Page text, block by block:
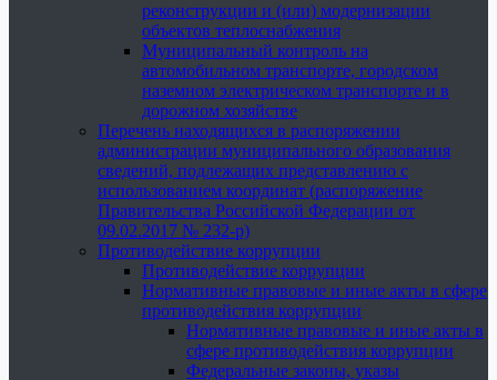
реконструкции и (или) модернизации
объектов теплоснабжения
Муниципальный контроль на
автомобильном транспорте, городском
наземном электрическом транспорте и в
дорожном хозяйстве
Перечень находящихся в распоряжении
администрации муниципального образования
сведений, подлежащих представлению с
использованием координат (распоряжение
Правительства Российской Федерации от
09.02.2017 № 232-р)
Противодействие коррупции
Противодействие коррупции
Нормативные правовые и иные акты в сфере
противодействия коррупции
Нормативные правовые и иные акты в
сфере противодействия коррупции
Федеральные законы, указы